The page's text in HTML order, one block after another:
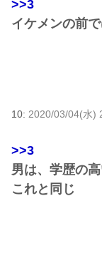
>>3
イケメンの前
10: 2020/03/04(水)
>>3
男は、学歴の
これと同じ